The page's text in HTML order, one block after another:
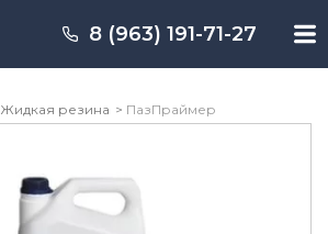
8 (963) 191-71-27
Жидкая резина ПазПраймер